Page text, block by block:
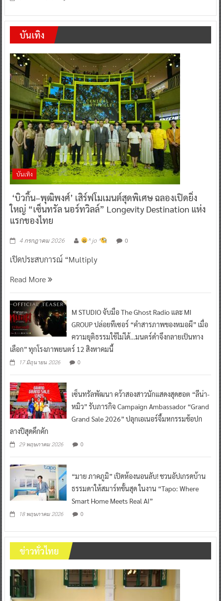
บันเทิง
บันเทิง
‘บิวกิ้น–พุฒิพงศ์’ เสิร์ฟโมเมนต์สุดพิเศษ ฉลองเปิดยิ่ง
ใหญ่ “เซ็นทรัล นอร์ทวิลล์” Longevity Destination แห่ง
แรกของไทย
4 กรกฎาคม 2026 ^ jo ^ 0
เปิดประสบการณ์ “Multiply
Read More
M STUDIO จับมือ The Ghost Radio และ MI
GROUP ปล่อยทีเซอร์ “คำสารภาพของหมอผี” เมื่อ
ความยุติธรรมใช้ไม่ได้…มนตร์ดำจึงกลายเป็นทาง
เลือก” ทุกโรงภาพยนตร์ 12 สิงหาคมนี้
17 มิถุนายน 2026 0
เซ็นทรัลพัฒนา คว้าสองสาวนักแสดงสุดฮอต “ลีน่า-
หมิว” รับภารกิจ Campaign Ambassador “Grand
Grand Sale 2026” ปลุกเอเนอร์จี้มหกรรมช้อปก
ลางปีสุดคึกคัก
29 พฤษภาคม 2026 0
“มาย ภาคภูมิ” เปิดห้องนอนลับ! ชวนอัปเกรดบ้าน
ธรรมดาให้สมาร์ทขั้นสุด ในงาน “Tapo: Where
Smart Home Meets Real AI”
18 พฤษภาคม 2026 0
ข่าวทั่วไทย